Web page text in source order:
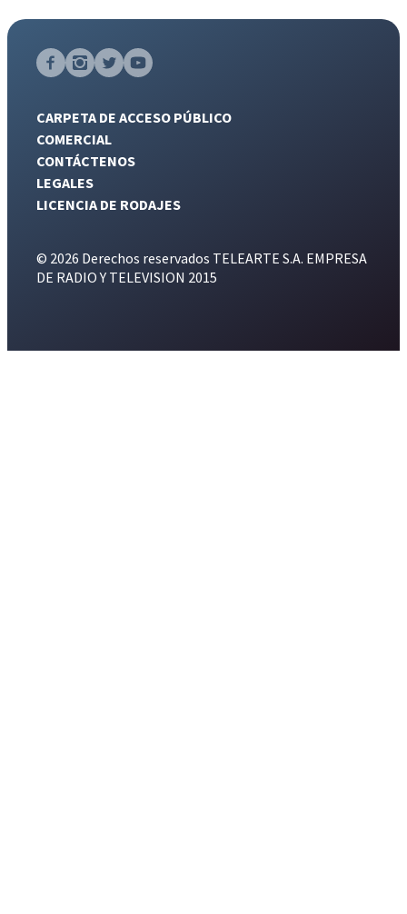
CARPETA DE ACCESO PÚBLICO
COMERCIAL
CONTÁCTENOS
LEGALES
LICENCIA DE RODAJES
© 2026 Derechos reservados TELEARTE S.A. EMPRESA
DE RADIO Y TELEVISION 2015